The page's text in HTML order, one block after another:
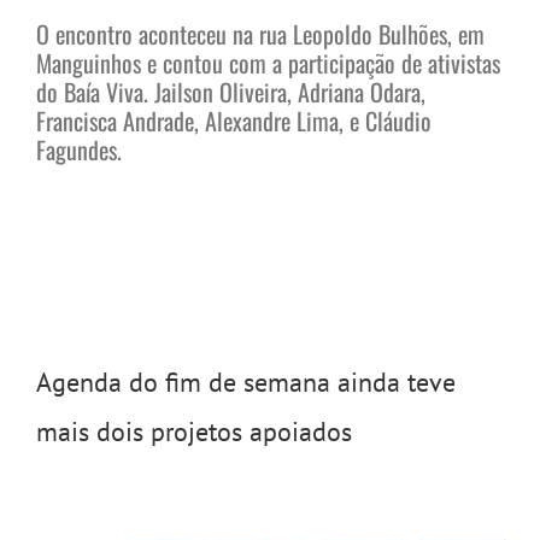
O encontro aconteceu na rua Leopoldo Bulhões, em
Manguinhos e contou com a participação de ativistas
do Baía Viva. Jailson Oliveira, Adriana Odara,
Francisca Andrade, Alexandre Lima, e Cláudio
Fagundes.
Agenda do fim de semana ainda teve
mais dois projetos apoiados